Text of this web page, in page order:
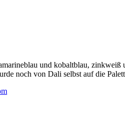
und kobaltblau, zinkweiß
noch von Dali selbst auf die